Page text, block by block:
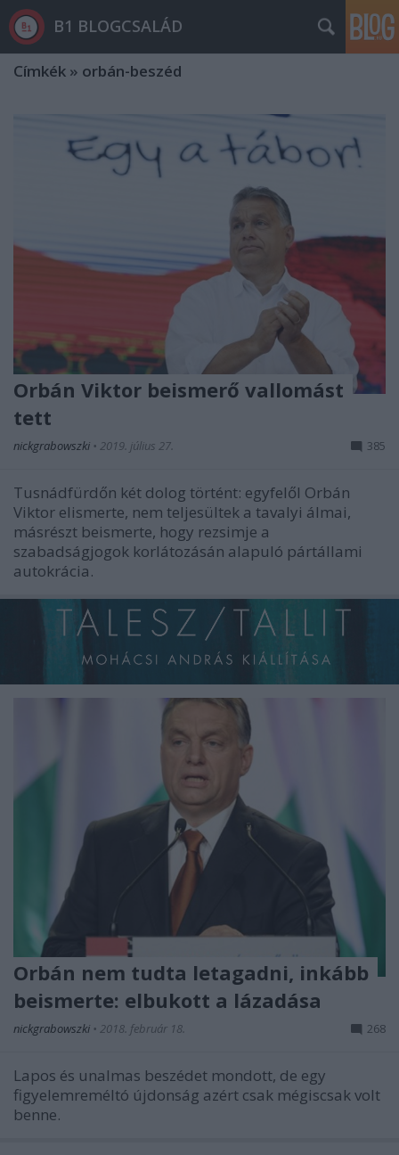
B1 BLOGCSALÁD
Címkék » orbán-beszéd
Orbán Viktor beismerő vallomást
tett
nickgrabowszki • 2019. július 27. 385
Tusnádfürdőn két dolog történt: egyfelől Orbán
Viktor elismerte, nem teljesültek a tavalyi álmai,
másrészt beismerte, hogy rezsimje a
szabadságjogok korlátozásán alapuló pártállami
autokrácia.
Orbán nem tudta letagadni, inkább
beismerte: elbukott a lázadása
nickgrabowszki • 2018. február 18. 268
Lapos és unalmas beszédet mondott, de egy
figyelemreméltó újdonság azért csak mégiscsak volt
benne.